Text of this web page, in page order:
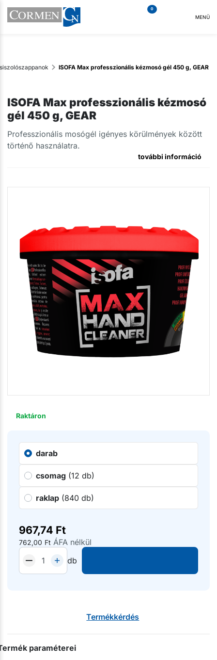
0
MENÜ
ISOFA Max professzionális kézmosó gél 450 g, GEAR
ISOFA Max professzionális kézmosó
gél 450 g, GEAR
Professzionális mosógél igényes körülmények között
történő használatra.
további információ
Raktáron
darab
csomag (12 db)
raklap (840 db)
967,74 Ft
762,00 Ft ÁFA nélkül
db
Termékkérdés
paraméterei